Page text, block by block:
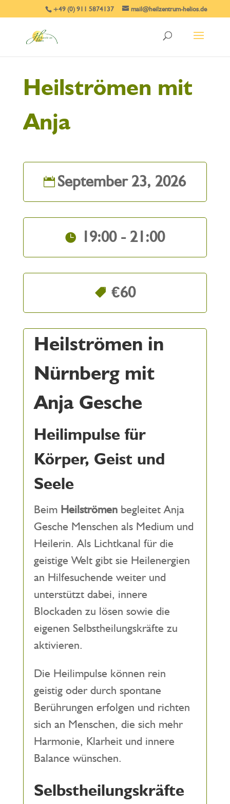
+49 (0) 911 5874137 mail@heilzentrum-helios.de
Heilströmen mit
Anja
September 23, 2026
19:00 - 21:00
€60
Heilströmen in
Nürnberg mit
Anja Gesche
Heilimpulse für
Körper, Geist und
Seele
Beim Heilströmenbegleitet Anja
Gesche Menschen als Medium und
Heilerin. Als Lichtkanal für die
geistige Welt gibt sie Heilenergien
an Hilfesuchende weiter und
unterstützt dabei, innere
Blockaden zu lösen sowie die
eigenen Selbstheilungskräfte zu
aktivieren.
Die Heilimpulse können rein
geistig oder durch spontane
Berührungen erfolgen und richten
sich an Menschen, die sich mehr
Harmonie, Klarheit und innere
Balance wünschen.
Selbstheilungskräfte